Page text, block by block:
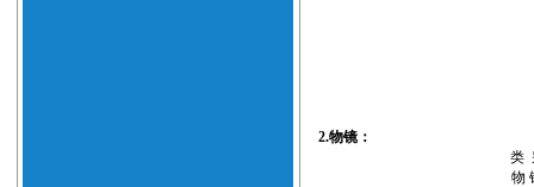
2.物镜：
类
物